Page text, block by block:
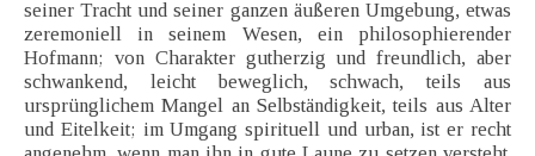
seiner Tracht und seiner ganzen äußeren Umgebung, etwas
zeremoniell in seinem Wesen, ein philosophierender
Hofmann; von Charakter gutherzig und freundlich, aber
schwankend, leicht beweglich, schwach, teils aus
ursprünglichem Mangel an Selbständigkeit, teils aus Alter
und Eitelkeit; im Umgang spirituell und urban, ist er recht